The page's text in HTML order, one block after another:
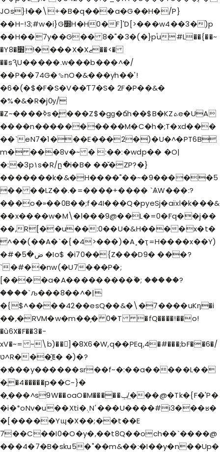
JOs}ł��\+�B�q���a�G��H�/P}
��H-!3;#w�i}G׽H�H0�F]'D[>���w4��3�)p
��H��7y��G�� 8�"�3�(�}p֕u#L��{��~
�Y8�׽!����X�Xޒ��<�
��sԆU�����.w���b���^�/
��P��74G�⬂nO�&���yh��'!
�6�(�$�F�S�V��Ƭ7�S� 2F�P��&�
�%�&�R�jѸ/
�Z~����ߢs�̥���Z$�gɡ�ճh��$B�KZܬe�UA
����n����������M�C�h�;T�xd���
��`eN7�1���E���2�)�U�^�PT6B
m� ���8v�~ � :��:�wdp�� �O|
�:�3p۱s�R/ը�i�B� ��̌�ZP?�}
�������k�&�H����"��~�9�����5
�� ��LZ��.�=����+���� `ѦW���:?
���o�»��0B��;f�4I���Q�pyeSj�aïxl�k���&
��x����w�M\�l���9@��L�=0�Fq��j��
��,R[��u��:0��U�&H����x�t�
^��(��A�`�{�4>���)�A˳�ҭ=H����x��Y)
�#�ض�5 �Io$ �i70��{Z���D9� ���?
`�#��nw(�U7���P�;
[����a�A���������۫�; �����?
����`љ���8��^�|
�{$^����42��esQ��&�\�7����uKη�i
��,�RVM�w�m��̗�ܿ 0�T �fQ����!��o!
�ù6X�F��3�-
xV�~= ~\b)��]�8X6�W,q��ׅPEq,4�#���;bF��6�/
ט^R���҈E� �)�?
�׃���y������sr��f~�:��a�����L��
�ֲ�4�����p��C~}�
�֪���^s9W��oaO�M�����ݕ/͢���@�Tk�{F�'P�
�i�*oNv�u��Xti�܉Nߵ���U����#i3���ʁ�
�[�����Yɰ�X��;��t��E
7��C��I0�O�y�,��t8Q��och��`����@
���4�7�B�sku5�"��m&��:�I��y�n��Up�